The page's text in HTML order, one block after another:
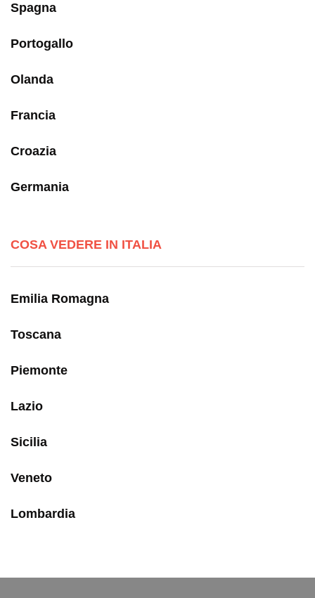
Spagna
Portogallo
Olanda
Francia
Croazia
Germania
COSA VEDERE IN ITALIA
Emilia Romagna
Toscana
Piemonte
Lazio
Sicilia
Veneto
Lombardia